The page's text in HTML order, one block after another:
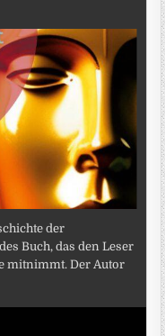
der
Buch, das den Leser
mitnimmt. Der Autor